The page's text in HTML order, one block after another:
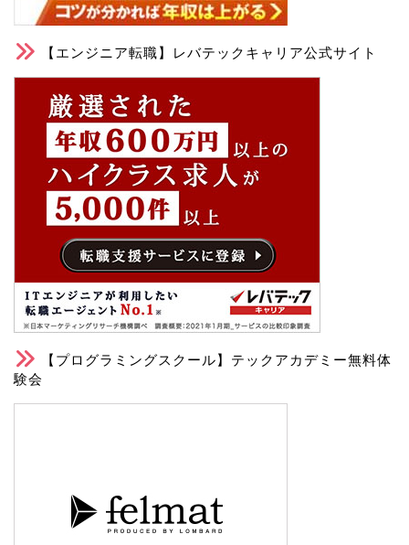
【エンジニア転職】レバテックキャリア公式サイト
【プログラミングスクール】テックアカデミー無料体
験会